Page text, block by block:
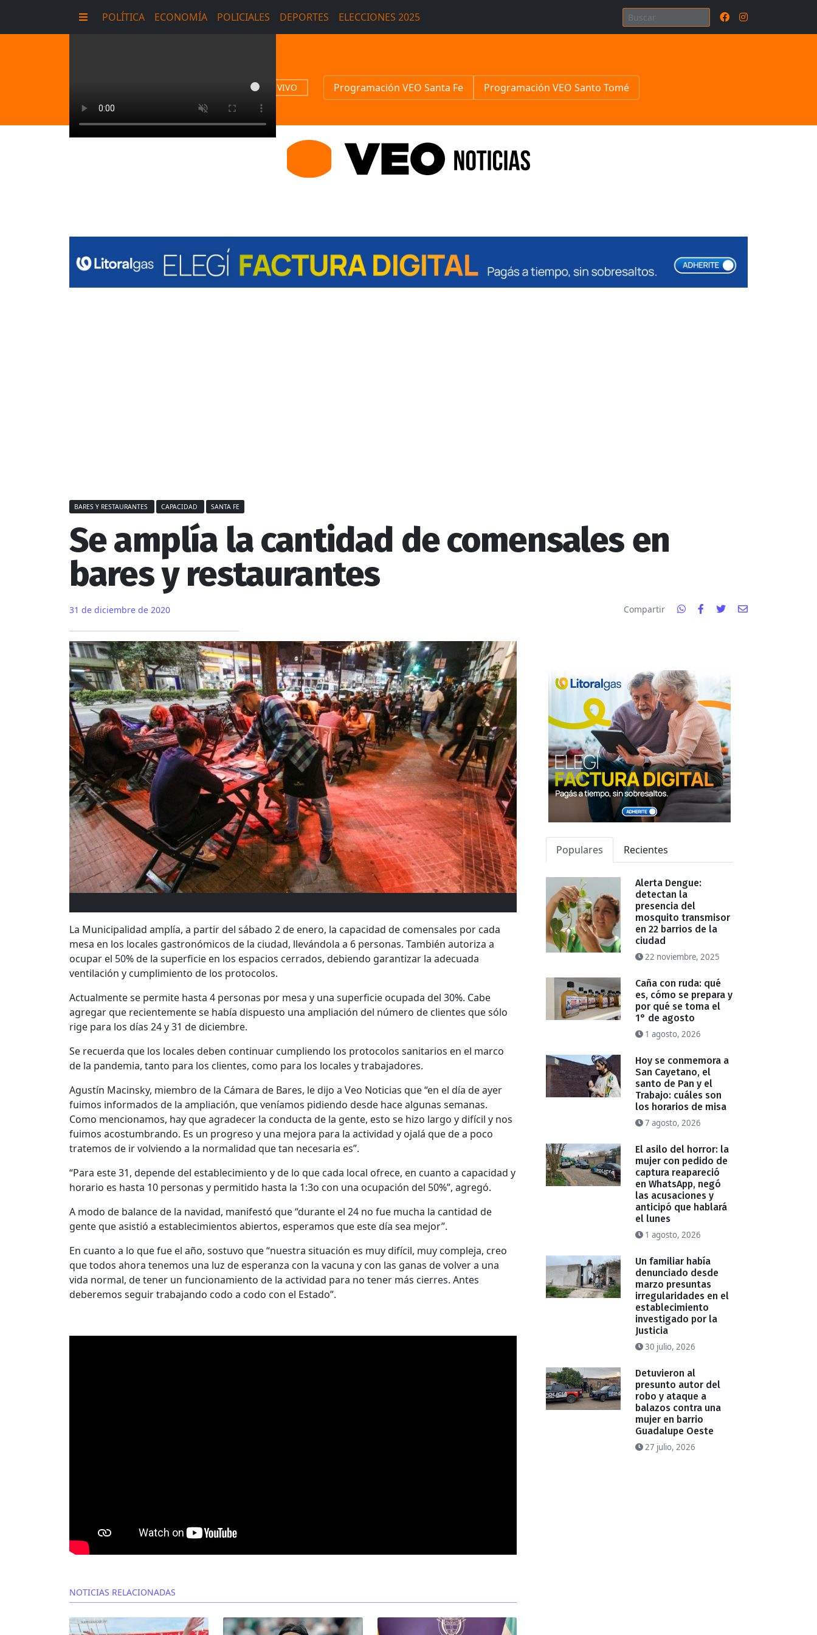
POLÍTICA ECONOMÍA POLICIALES DEPORTES ELECCIONES 2025
EN VIVO Programación VEO Santa Fe Programación VEO Santo Tomé
BARES Y RESTAURANTES CAPACIDAD SANTA FE
Se amplía la cantidad de comensales en
bares y restaurantes
31 de diciembre de 2020 Compartir
La Municipalidad amplía, a partir del sábado 2 de enero, la capacidad de comensales por cada
mesa en los locales gastronómicos de la ciudad, llevándola a 6 personas. También autoriza a
ocupar el 50% de la superficie en los espacios cerrados, debiendo garantizar la adecuada
ventilación y cumplimiento de los protocolos.
Actualmente se permite hasta 4 personas por mesa y una superficie ocupada del 30%. Cabe
agregar que recientemente se había dispuesto una ampliación del número de clientes que sólo
rige para los días 24 y 31 de diciembre.
Se recuerda que los locales deben continuar cumpliendo los protocolos sanitarios en el marco
de la pandemia, tanto para los clientes, como para los locales y trabajadores.
Agustín Macinsky, miembro de la Cámara de Bares, le dijo a Veo Noticias que “en el día de ayer
fuimos informados de la ampliación, que veníamos pidiendo desde hace algunas semanas.
Como mencionamos, hay que agradecer la conducta de la gente, esto se hizo largo y difícil y nos
fuimos acostumbrando. Es un progreso y una mejora para la actividad y ojalá que de a poco
tratemos de ir volviendo a la normalidad que tan necesaria es”.
“Para este 31, depende del establecimiento y de lo que cada local ofrece, en cuanto a capacidad y
horario es hasta 10 personas y permitido hasta la 1:3o con una ocupación del 50%”, agregó.
A modo de balance de la navidad, manifestó que “durante el 24 no fue mucha la cantidad de
gente que asistió a establecimientos abiertos, esperamos que este día sea mejor”.
En cuanto a lo que fue el año, sostuvo que “nuestra situación es muy difícil, muy compleja, creo
que todos ahora tenemos una luz de esperanza con la vacuna y con las ganas de volver a una
vida normal, de tener un funcionamiento de la actividad para no tener más cierres. Antes
deberemos seguir trabajando codo a codo con el Estado”.
NOTICIAS RELACIONADAS
Populares Recientes
Alerta Dengue:
detectan la
presencia del
mosquito transmisor
en 22 barrios de la
ciudad
22 noviembre, 2025
Caña con ruda: qué
es, cómo se prepara y
por qué se toma el
1° de agosto
1 agosto, 2026
Hoy se conmemora a
San Cayetano, el
santo de Pan y el
Trabajo: cuáles son
los horarios de misa
7 agosto, 2026
El asilo del horror: la
mujer con pedido de
captura reapareció
en WhatsApp, negó
las acusaciones y
anticipó que hablará
el lunes
1 agosto, 2026
Un familiar había
denunciado desde
marzo presuntas
irregularidades en el
establecimiento
investigado por la
Justicia
30 julio, 2026
Detuvieron al
presunto autor del
robo y ataque a
balazos contra una
mujer en barrio
Guadalupe Oeste
27 julio, 2026